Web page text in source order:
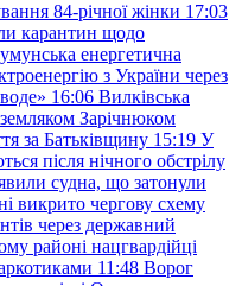
84-річної жінки 17:03
карантин щодо
енергетична
з України через
16:06 Вилківська
Зарічнюком
за Батьківщину 15:19 У
після нічного обстрілу
судна, що затонули
викрито чергову схему
через державний
районі нацгвардійці
11:48 Ворог